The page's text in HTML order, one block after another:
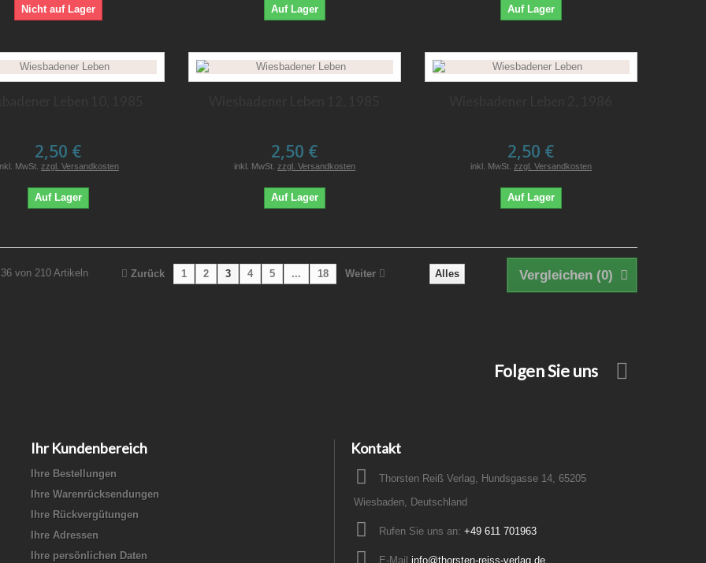
Nicht auf Lager Auf Lager Auf Lager
2,50 €
MwSt. zzgl. Versandkosten
Auf Lager
2,50 €
inkl. MwSt. zzgl. Versandkosten
Auf Lager
2,50 €
inkl. MwSt. zzgl. Versandkosten
Auf Lager
Vergleichen (0)
Alles
Zurück 1 2 3 4 5 ... 18 Weiter
von 210 Artikeln
Folgen Sie uns
Ihr Kundenbereich
Ihre Bestellungen
Ihre Warenrücksendungen
Ihre Rückvergütungen
Ihre Adressen
Ihre persönlichen Daten
Kontakt
Thorsten Reiß Verlag, Hundsgasse 14, 65205
Wiesbaden, Deutschland
Rufen Sie uns an: +49 611 701963
E-Mail info@thorsten-reiss-verlag.de